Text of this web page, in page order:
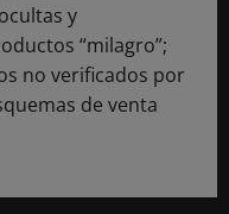
y
“milagro”;
no verificados por
de venta